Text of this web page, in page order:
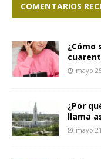
COMENTARIOS
¿Cómo
mayo
¿Por
llama
mayo